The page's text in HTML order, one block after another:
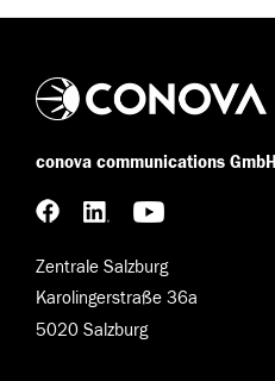
conova communications GmbH
Zentrale Salzburg
Karolingerstraße 36a
5020 Salzburg